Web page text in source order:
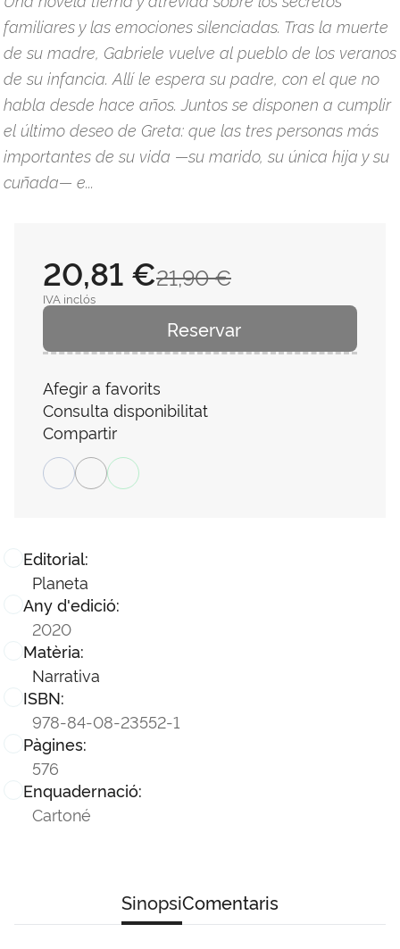
familiares y las emociones silenciadas. Tras la muerte
de su madre, Gabriele vuelve al pueblo de los veranos
de su infancia. Allí le espera su padre, con el que no
habla desde hace años. Juntos se disponen a cumplir
el último deseo de Greta: que las tres personas más
importantes de su vida —su marido, su única hija y su
cuñada— e...
Editorial:
Planeta
Any d'edició:
2020
Matèria:
Narrativa
ISBN:
978-84-08-23552-1
Pàgines:
576
Enquadernació:
Cartoné
21,90 €
20,81 €
IVA inclós
Reservar
Afegir a favorits
Consulta disponibilitat
Compartir
SinopsiComentaris